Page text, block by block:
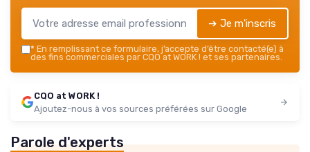
➔ Je m'inscris
* En remplissant ce formulaire, j’accepte d’être contacté(e) à
des fins commerciales par CQO at WORK ! et ses partenaires.
CQO at WORK !
Ajoutez-nous à vos sources préférées sur Google
Parole d'experts